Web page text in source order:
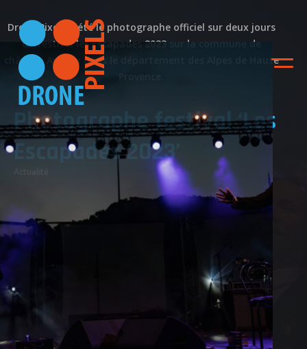
ACCUEIL
NOS REALISATIONS
QUI EST DERRIERE
Photographe festival ‘Les
Escapades 2023’
Drone Pixels a été le photographe officiel sur deux jours
du festival les Escapades 2023 sur la commune de
château Arnoux dans le département des Alpes de Haute